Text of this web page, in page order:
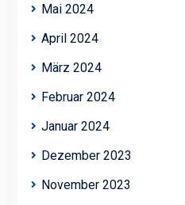
Mai 2024
April 2024
März 2024
Februar 2024
Januar 2024
Dezember 2023
November 2023